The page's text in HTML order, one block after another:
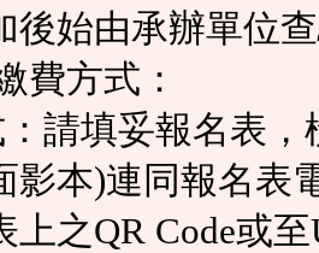
後始由承辦單位
費方式：
請填妥報名表
影本)連同報名表
上之QR Code或